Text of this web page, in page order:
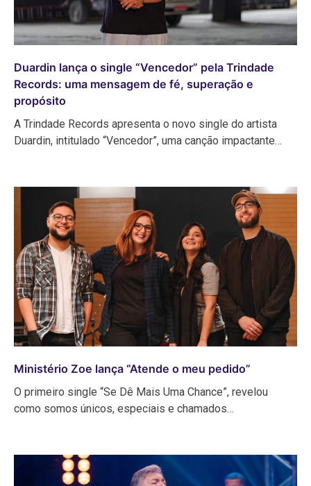
Duardin lança o single “Vencedor” pela Trindade
Records: uma mensagem de fé, superação e
propósito
A Trindade Records apresenta o novo single do artista
Duardin, intitulado “Vencedor”, uma canção impactante…
Ministério Zoe lança “Atende o meu pedido”
O primeiro single “Se Dê Mais Uma Chance”, revelou
como somos únicos, especiais e chamados…